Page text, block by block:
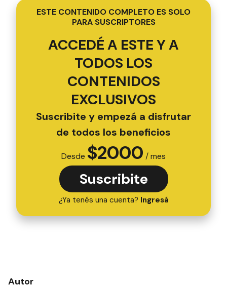
ESTE CONTENIDO COMPLETO ES SOLO
PARA SUSCRIPTORES
ACCEDÉ A ESTE Y A
TODOS LOS
CONTENIDOS
EXCLUSIVOS
Suscribite y empezá a disfrutar
de todos los beneficios
Desde $2000 / mes
Suscribite
¿Ya tenés una cuenta? Ingresá
Autor